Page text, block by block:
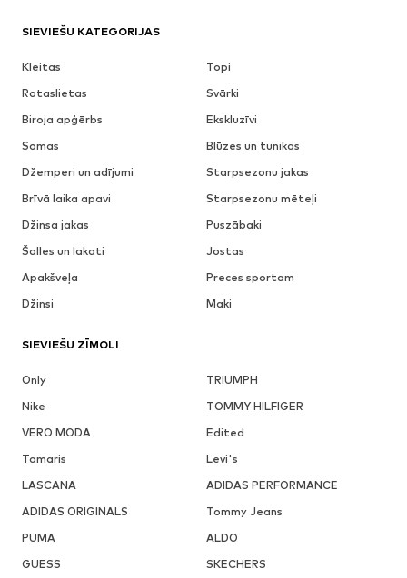
SIEVIEŠU KATEGORIJAS
Kleitas
Topi
Rotaslietas
Svārki
Biroja apģērbs
Ekskluzīvi
Somas
Blūzes un tunikas
Džemperi un adījumi
Starpsezonu jakas
Brīvā laika apavi
Starpsezonu mēteļi
Džinsa jakas
Puszābaki
Šalles un lakati
Jostas
Apakšveļa
Preces sportam
Džinsi
Maki
SIEVIEŠU ZĪMOLI
Only
TRIUMPH
Nike
TOMMY HILFIGER
VERO MODA
Edited
Tamaris
Levi's
LASCANA
ADIDAS PERFORMANCE
ADIDAS ORIGINALS
Tommy Jeans
PUMA
ALDO
GUESS
SKECHERS